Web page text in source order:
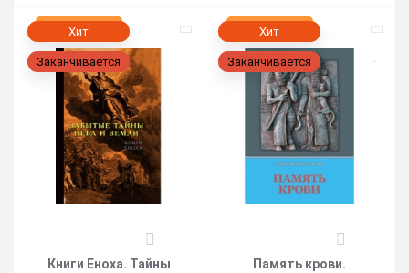
Нет в наличии
Хит
Заканчивается
Книги Еноха. Тайны
Нет в наличии
Хит
Заканчивается
Память крови.